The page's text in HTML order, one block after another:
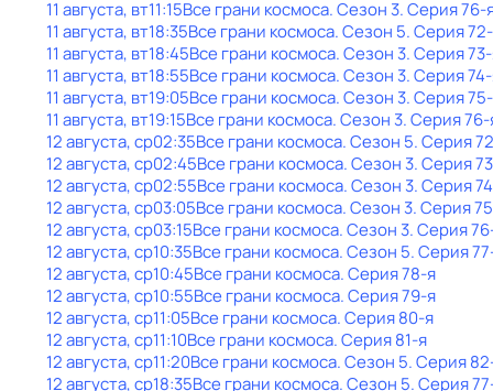
11 августа, вт11:15Все грани космоса. Сезон 3. Серия 76-
11 августа, вт18:35Все грани космоса. Сезон 5. Серия
11 августа, вт18:45Все грани космоса. Сезон 3. Серия
11 августа, вт18:55Все грани космоса. Сезон 3. Серия
11 августа, вт19:05Все грани космоса. Сезон 3. Серия
11 августа, вт19:15Все грани космоса. Сезон 3. Серия 76-
12 августа, ср02:35Все грани космоса. Сезон 5. Серия
12 августа, ср02:45Все грани космоса. Сезон 3. Серия
12 августа, ср02:55Все грани космоса. Сезон 3. Серия
12 августа, ср03:05Все грани космоса. Сезон 3. Серия
12 августа, ср03:15Все грани космоса. Сезон 3. Серия
12 августа, ср10:35Все грани космоса. Сезон 5. Серия
12 августа, ср10:45Все грани космоса. Серия 78-я
12 августа, ср10:55Все грани космоса. Серия 79-я
12 августа, ср11:05Все грани космоса. Серия 80-я
12 августа, ср11:10Все грани космоса. Серия 81-я
12 августа, ср11:20Все грани космоса. Сезон 5. Серия
12 августа, ср18:35Все грани космоса. Сезон 5. Серия